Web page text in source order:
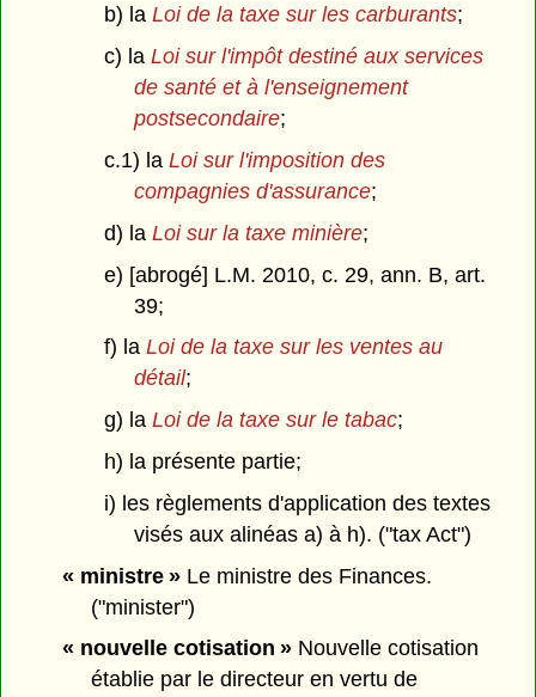
b) la Loi de la taxe sur les carburants;
c) la Loi sur l'impôt destiné aux services
de santé et à l'enseignement
postsecondaire;
c.1) la Loi sur l'imposition des
compagnies d'assurance;
d) la Loi sur la taxe minière;
e) [abrogé] L.M. 2010, c. 29, ann. B, art.
39;
f) la Loi de la taxe sur les ventes au
détail;
g) la Loi de la taxe sur le tabac;
h) la présente partie;
i) les règlements d'application des textes
visés aux alinéas a) à h). ("tax Act")
« ministre »Le ministre des Finances.
("minister")
« nouvelle cotisation »Nouvelle cotisation
établie par le directeur en vertu de